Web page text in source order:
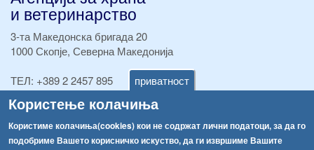
приватност
Користење колачиња
Користиме колачиња(cookies) кои не содржат лични податоци, за да го
подобриме Вашето корисничко искуство, да ги извршиме Вашите
и ветеринарство
3-та Македонска бригада 20
1000 Скопје, Северна Македонија
ТЕЛ: +389 2 2457 895
ТЕЛ:+389 2 2457 873
Факс:+389 2 2457 893
Факс:+389 2 2457 871
info@fva.gov.mk